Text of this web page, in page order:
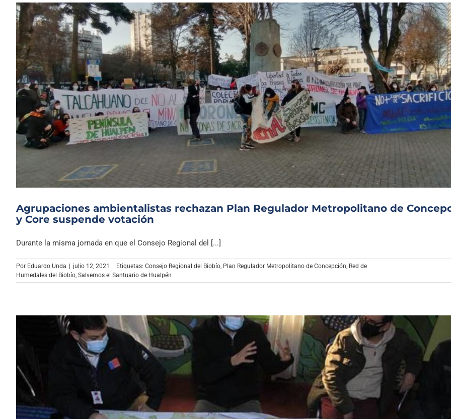
Agrupaciones ambientalistas rechazan Plan Regulador Metropolitano de
y Core suspende votación
Durante la misma jornada en que el Consejo Regional del [...]
Por Eduardo Unda | julio 12, 2021 | Etiquetas: Consejo Regional del Biobío Plan Regulador Metropolitano de Concepción Red de
Humedales del Biobío Salvemos el Santuario de Hualpén